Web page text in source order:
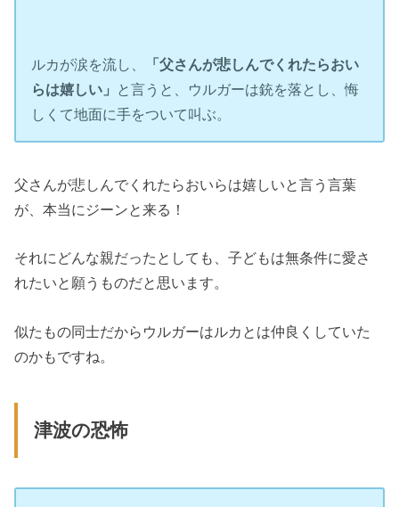
ルカが涙を流し、
「父さんが悲しんでくれたらおい
らは嬉しい」
と言うと、ウルガーは銃を落とし、悔
しくて地面に手をついて叫ぶ。
父さんが悲しんでくれたらおいらは嬉しいと言う言葉
が、本当にジーンと来る！
それにどんな親だったとしても、子どもは無条件に愛さ
れたいと願うものだと思います。
似たもの同士だからウルガーはルカとは仲良くしていた
のかもですね。
津波の恐怖